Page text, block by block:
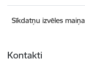
Sīkdatņu izvēles maiņa
Kontakti